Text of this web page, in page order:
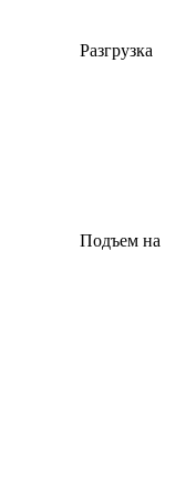
Разгрузка
Подъем на